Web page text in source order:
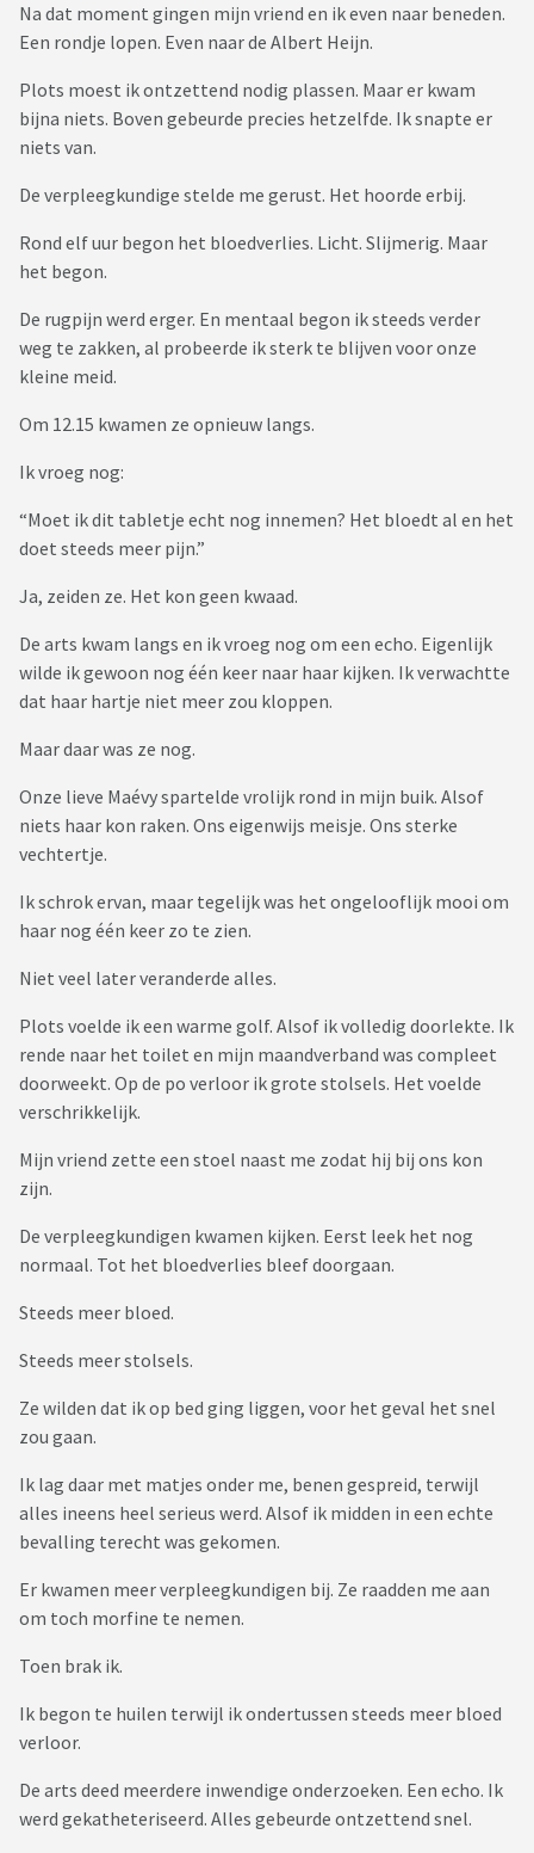
Na dat moment gingen mijn vriend en ik even naar beneden.
Een rondje lopen. Even naar de Albert Heijn.
Plots moest ik ontzettend nodig plassen. Maar er kwam
bijna niets. Boven gebeurde precies hetzelfde. Ik snapte er
niets van.
De verpleegkundige stelde me gerust. Het hoorde erbij.
Rond elf uur begon het bloedverlies. Licht. Slijmerig. Maar
het begon.
De rugpijn werd erger. En mentaal begon ik steeds verder
weg te zakken, al probeerde ik sterk te blijven voor onze
kleine meid.
Om 12.15 kwamen ze opnieuw langs.
Ik vroeg nog:
“Moet ik dit tabletje echt nog innemen? Het bloedt al en het
doet steeds meer pijn.”
Ja, zeiden ze. Het kon geen kwaad.
De arts kwam langs en ik vroeg nog om een echo. Eigenlijk
wilde ik gewoon nog één keer naar haar kijken. Ik verwachtte
dat haar hartje niet meer zou kloppen.
Maar daar was ze nog.
Onze lieve Maévy spartelde vrolijk rond in mijn buik. Alsof
niets haar kon raken. Ons eigenwijs meisje. Ons sterke
vechtertje.
Ik schrok ervan, maar tegelijk was het ongelooflijk mooi om
haar nog één keer zo te zien.
Niet veel later veranderde alles.
Plots voelde ik een warme golf. Alsof ik volledig doorlekte. Ik
rende naar het toilet en mijn maandverband was compleet
doorweekt. Op de po verloor ik grote stolsels. Het voelde
verschrikkelijk.
Mijn vriend zette een stoel naast me zodat hij bij ons kon
zijn.
De verpleegkundigen kwamen kijken. Eerst leek het nog
normaal. Tot het bloedverlies bleef doorgaan.
Steeds meer bloed.
Steeds meer stolsels.
Ze wilden dat ik op bed ging liggen, voor het geval het snel
zou gaan.
Ik lag daar met matjes onder me, benen gespreid, terwijl
alles ineens heel serieus werd. Alsof ik midden in een echte
bevalling terecht was gekomen.
Er kwamen meer verpleegkundigen bij. Ze raadden me aan
om toch morfine te nemen.
Toen brak ik.
Ik begon te huilen terwijl ik ondertussen steeds meer bloed
verloor.
De arts deed meerdere inwendige onderzoeken. Een echo. Ik
werd gekatheteriseerd. Alles gebeurde ontzettend snel.